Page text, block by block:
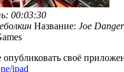
00:03:30
Название: Joe Danger
своё